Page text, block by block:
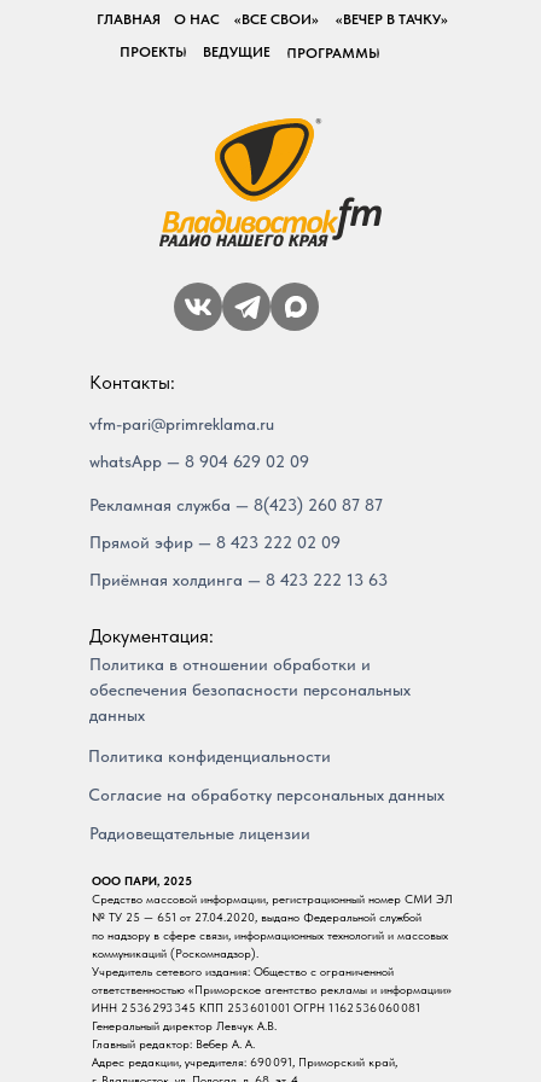
Контакты:
ПРОГРАММЫ
ВЕДУЩИЕ
ПРОЕКТЫ
«ВЕЧЕР В ТАЧКУ»
«ВСЕ СВОИ»
О НАС
ГЛАВНАЯ
Документация:
ООО ПАРИ, 2025
Средство массовой информации, регистрационный номер СМИ ЭЛ
№ ТУ 25 — 651 от 27.04.2020, выдано Федеральной службой
по надзору в сфере связи, информационных технологий и массовых
коммуникаций (Роскомнадзор).
Учредитель сетевого издания: Общество с ограниченной
ответственностью «Приморское агентство рекламы и информации»
ИНН 2 536 293 345 КПП 253 601 001 ОГРН 1 162 536 060 081
Генеральный директор Левчук А.В.
Главный редактор: Вебер А. А.
Адрес редакции, учредителя: 690 091, Приморский край,
vfm-pari@primreklama.ru
whatsApp — 8 904 629 02 09
Рекламная служба — 8(423) 260 87 87
Политика конфиденциальности
Политика в отношении обработки и
обеспечения безопасности персональных
данных
Согласие на обработку персональных данных
Радиовещательные лицензии
Прямой эфир — 8 423 222 02 09
Приёмная холдинга — 8 423 222 13 63